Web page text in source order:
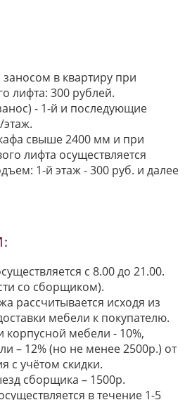
в квартиру при
лифта: 300 рублей.
- 1-й и последующие
свыше 2400 мм и при
лифта осуществляется
1-й этаж - 300 руб. и далее
с 8.00 до 21.00.
со сборщиком).
рассчитывается исходя из
мебели к покупателю.
корпусной мебели - 10%,
– 12% (но не менее 2500р.) от
с учётом скидки.
сборщика – 1500р.
в течение 1-5